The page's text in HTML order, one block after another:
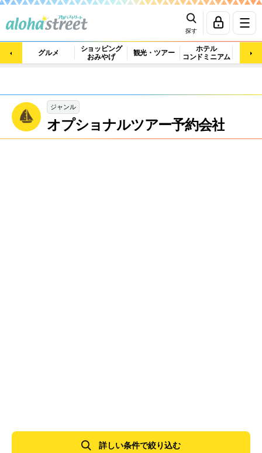
探す
グルメ
ショッピング
おみやげ
観光・ツアー
ホテル
コンドミニアム
マッ
ジャンル
オプショナルツアー予約会社
詳しい条件で絞り込む